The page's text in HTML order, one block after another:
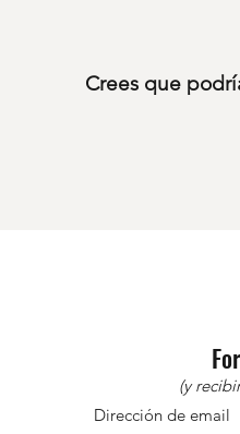
Crees que
(y